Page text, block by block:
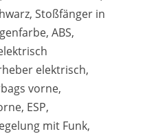
Stoßfänger in
ABS,
elektrisch,
vorne,
ESP,
mit Funk,